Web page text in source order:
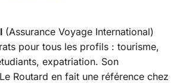
(Assurance Voyage International)
pour tous les profils : tourisme,
expatriation. Son
Routard en fait une référence chez